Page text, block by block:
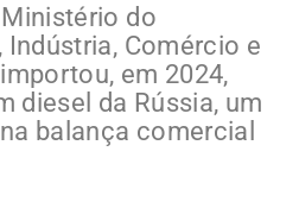
do
Indústria, Comércio e
em 2024,
diesel da Rússia, um
balança comercial